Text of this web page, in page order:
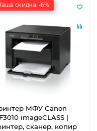
скидка: -6%
МФУ Canon
imageCLASS |
сканер, копир